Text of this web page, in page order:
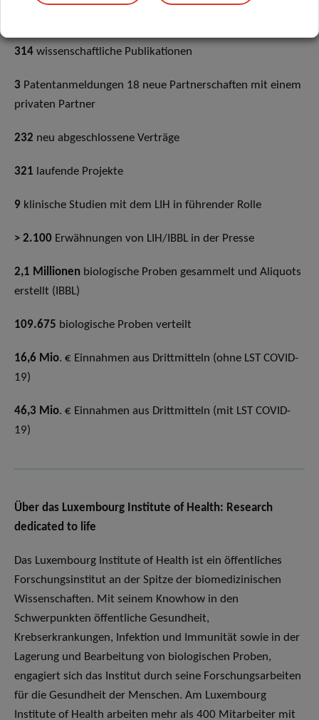
314 wissenschaftliche Publikationen
3 Patentanmeldungen 18 neue Partnerschaften mit einem
privaten Partner
232 neu abgeschlossene Verträge
321 laufende Projekte
9 klinische Studien mit dem LIH in führender Rolle
> 2.100 Erwähnungen von LIH/IBBL in der Presse
2,1 Millionen biologische Proben gesammelt und Aliquots
erstellt (IBBL)
109.675 biologische Proben verteilt
16,6 Mio. € Einnahmen aus Drittmitteln (ohne LST COVID-
19)
46,3 Mio. € Einnahmen aus Drittmitteln (mit LST COVID-
19)
Über das Luxembourg Institute of Health: Research
dedicated to life
Das Luxembourg Institute of Health ist ein öffentliches
Forschungsinstitut an der Spitze der biomedizinischen
Wissenschaften. Mit seinem Knowhow in den
Schwerpunkten öffentliche Gesundheit,
Krebserkrankungen, Infektion und Immunität sowie in der
Lagerung und Bearbeitung von biologischen Proben,
engagiert sich das Institut durch seine Forschungsarbeiten
für die Gesundheit der Menschen. Am Luxembourg
Institute of Health arbeiten mehr als 400 Mitarbeiter mit